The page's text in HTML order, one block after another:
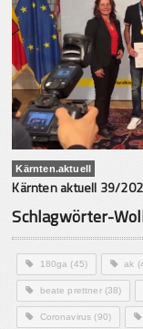
Kärnten.aktuell
Kärnten aktuell 39/
Schlagwörter-
180ga (45) ak
beate prettner(38)
Coronavirus (90)